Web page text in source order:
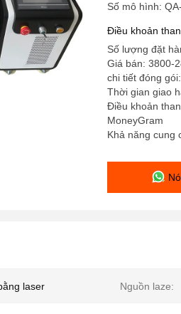
Số mô hình:
Điều khoản
Số lượng đặt
Giá bán: 3800-
chi tiết đóng
Thời gian giao
Điều khoản
MoneyGram
Khả năng cung
laser Nguồn laze: